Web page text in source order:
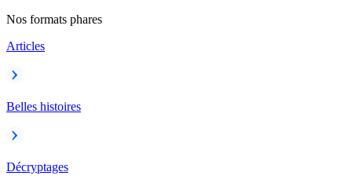
Nos formats phares
Articles
Belles histoires
Décryptages